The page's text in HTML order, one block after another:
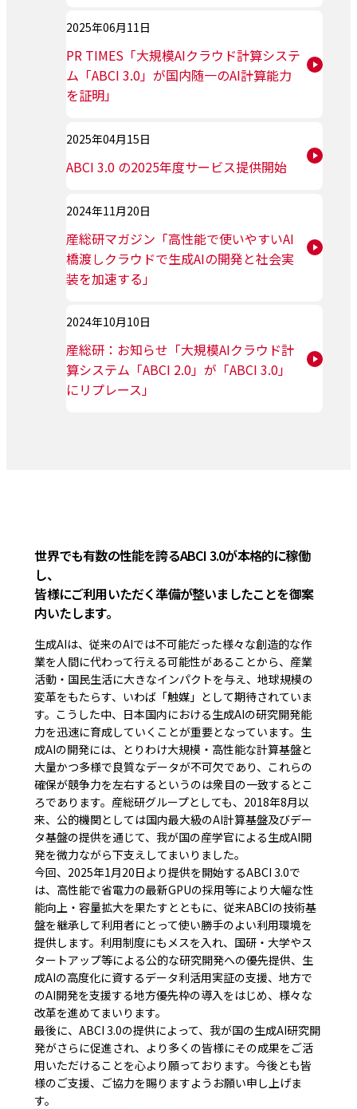
2025年06月11日
PR TIMES「大規模AIクラウド計算システ
ム「ABCI 3.0」が国内随一のAI計算能力
を証明」
2025年04月15日
ABCI 3.0 の2025年度サービス提供開始
2024年11月20日
産総研マガジン「高性能で使いやすいAI
橋渡しクラウドで生成AIの開発と社会実
装を加速する」
2024年10月10日
産総研：お知らせ「大規模AIクラウド計
算システム「ABCI 2.0」が「ABCI 3.0」
にリプレース」
世界でも有数の性能を誇るABCI 3.0が本格的に稼働
し、
皆様にご利用いただく準備が整いましたことを御案
内いたします。
生成AIは、従来のAIでは不可能だった様々な創造的な作
業を人間に代わって行える可能性があることから、産業
活動・国民生活に大きなインパクトを与え、地球規模の
変革をもたらす、いわば「触媒」として期待されていま
す。こうした中、日本国内における生成AIの研究開発能
力を迅速に育成していくことが重要となっています。生
成AIの開発には、とりわけ大規模・高性能な計算基盤と
大量かつ多様で良質なデータが不可欠であり、これらの
確保が競争力を左右するというのは衆目の一致するとこ
ろであります。産総研グループとしても、2018年8月以
来、公的機関としては国内最大級のAI計算基盤及びデー
タ基盤の提供を通じて、我が国の産学官による生成AI開
発を微力ながら下支えしてまいりました。
今回、2025年1月20日より提供を開始するABCI 3.0で
は、高性能で省電力の最新GPUの採用等により大幅な性
能向上・容量拡大を果たすとともに、従来ABCIの技術基
盤を継承して利用者にとって使い勝手のよい利用環境を
提供します。利用制度にもメスを入れ、国研・大学やス
タートアップ等による公的な研究開発への優先提供、生
成AIの高度化に資するデータ利活用実証の支援、地方で
のAI開発を支援する地方優先枠の導入をはじめ、様々な
改革を進めてまいります。
最後に、ABCI 3.0の提供によって、我が国の生成AI研究開
発がさらに促進され、より多くの皆様にその成果をご活
用いただけることを心より願っております。今後とも皆
様のご支援、ご協力を賜りますようお願い申し上げま
す。